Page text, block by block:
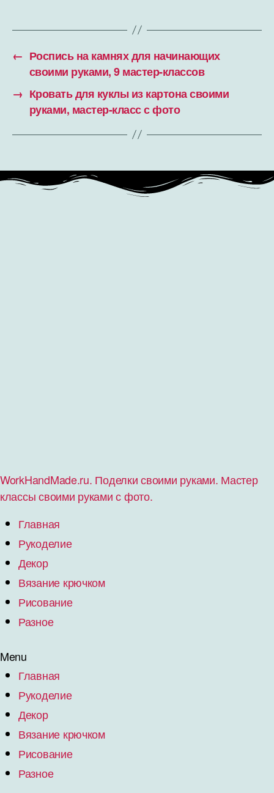
← Роспись на камнях для начинающих
своими руками, 9 мастер-классов
→ Кровать для куклы из картона своими
руками, мастер-класс с фото
WorkHandMade.ru. Поделки своими руками. Мастер
классы своими руками с фото.
Главная
Рукоделие
Декор
Вязание крючком
Рисование
Разное
Menu
Главная
Рукоделие
Декор
Вязание крючком
Рисование
Разное